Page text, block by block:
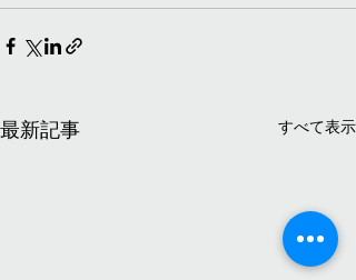
最新記事 すべて表示